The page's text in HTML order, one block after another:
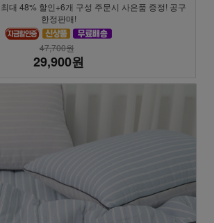
대 48% 할인+6개 구성 주문시 사은품 증정! 공구
한정판매!
47,700원
29,900원